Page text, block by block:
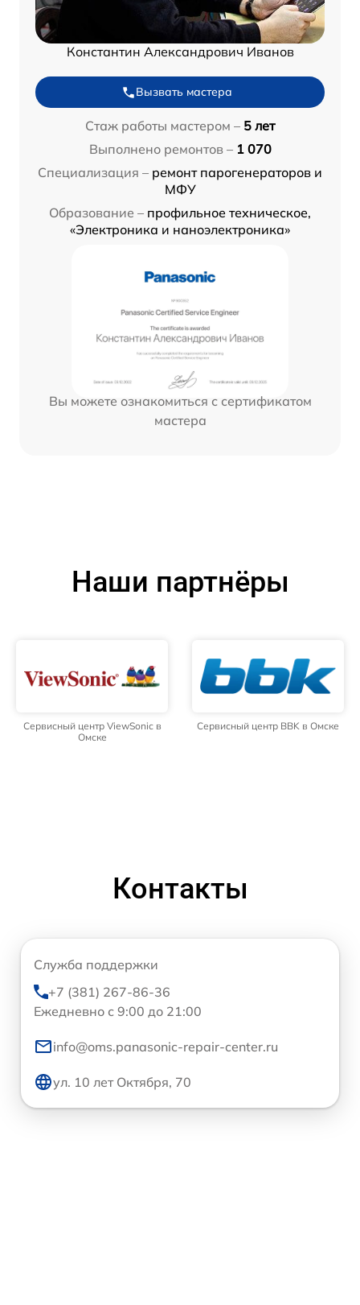
Константин Александрович Иванов
Вызвать мастера
Стаж работы мастером – 5 лет
Выполнено ремонтов – 1 070
Специализация – ремонт парогенераторов и
МФУ
Образование – профильное техническое,
«Электроника и наноэлектроника»
Вы можете ознакомиться с сертификатом
мастера
Наши партнёры
Сервисный центр ViewSonic в
Омске
Сервисный центр BBK в Омске
Контакты
Служба поддержки
+7 (381) 267-86-36
Ежедневно с 9:00 до 21:00
info@oms.panasonic-repair-center.ru
ул. 10 лет Октября, 70